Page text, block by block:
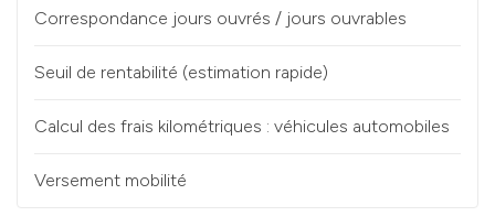
Correspondance jours ouvrés / jours ouvrables
Seuil de rentabilité (estimation rapide)
Calcul des frais kilométriques : véhicules automobiles
Versement mobilité